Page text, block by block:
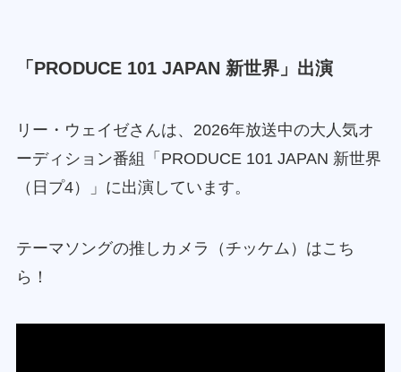
「PRODUCE 101 JAPAN 新世界」出演
リー・ウェイゼさんは、2026年放送中の大人気オ
ーディション番組「PRODUCE 101 JAPAN 新世界
（日プ4）」に出演しています。
テーマソングの推しカメラ（チッケム）はこち
ら！